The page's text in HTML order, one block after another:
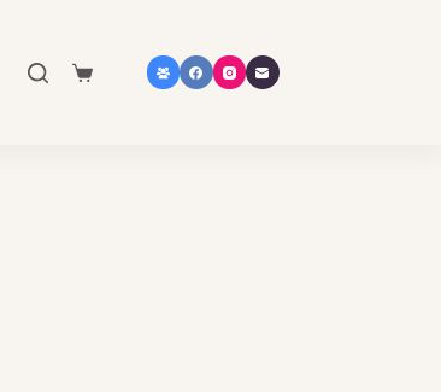
Shop in shop Contact
Shopping